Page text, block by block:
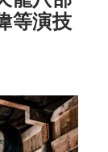
等演技